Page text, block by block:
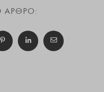
ΑΡΘΡΟ: